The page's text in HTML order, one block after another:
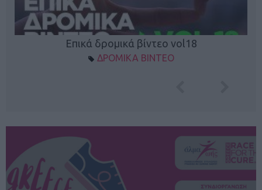
Επικά δρομικά βίντεο vol18
ΔΡΟΜΙΚΑ ΒΙΝΤΕΟ